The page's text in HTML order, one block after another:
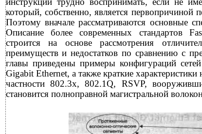
который, собственно, является первопричиной
Поэтому вначале рассматриваются основные
Описание более современных стандартов
строится на основе рассмотрения
преимуществ и недостатков по сравнению с
главы приведены примеры конфигураций
Gigabit Ethernet, а также краткие
частности 802.3х, 802.1Q, RSVP,
становится полноправной магистральной